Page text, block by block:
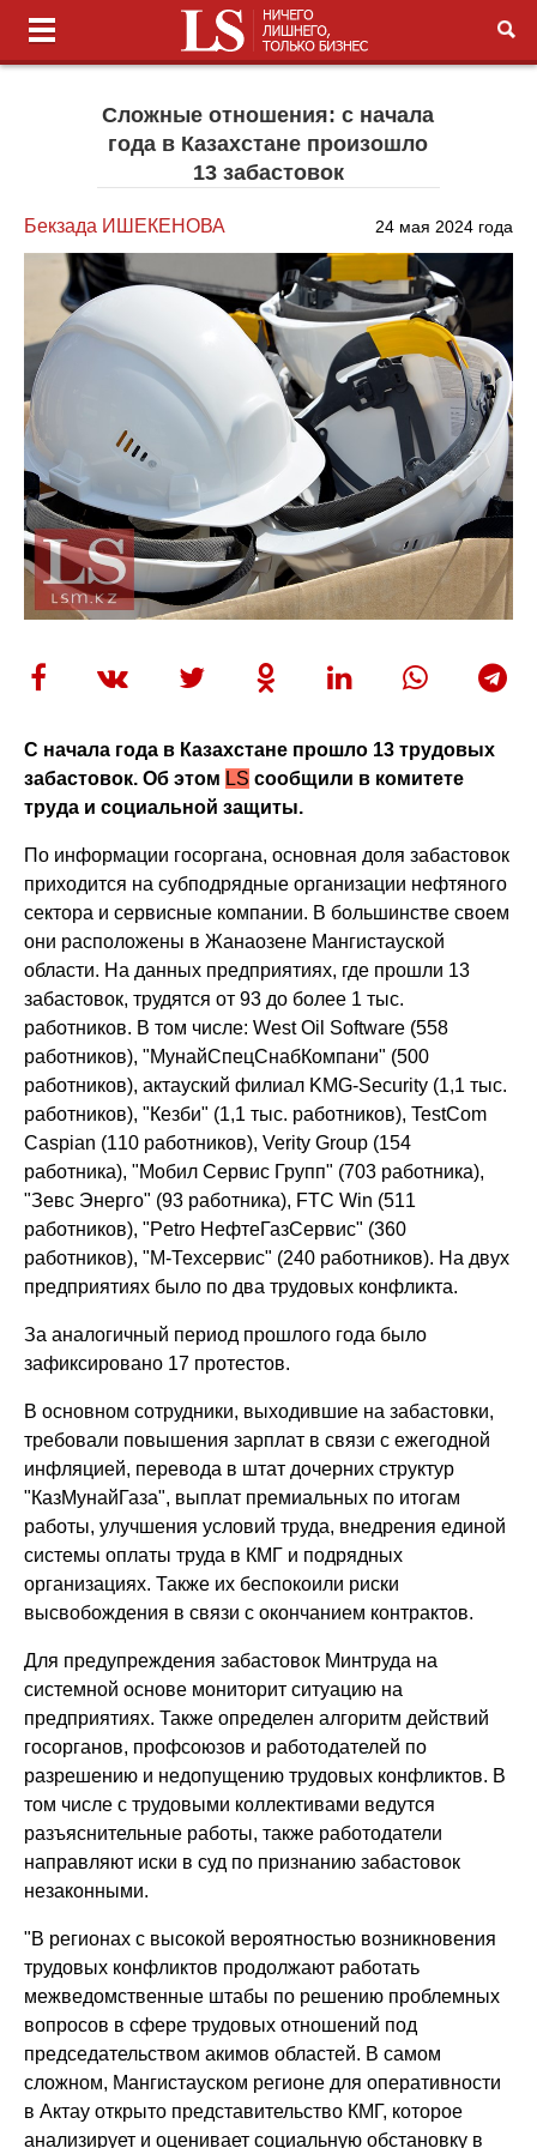
Сложные отношения: с начала
года в Казахстане произошло
13 забастовок
Бекзада ИШЕКЕНОВА 24 мая 2024 года
С начала года в Казахстане прошло 13 трудовых
забастовок. Об этом LS сообщили в комитете
труда и социальной защиты.
По информации госоргана, основная доля забастовок
приходится на субподрядные организации нефтяного
сектора и сервисные компании. В большинстве своем
они расположены в Жанаозене Мангистауской
области. На данных предприятиях, где прошли 13
забастовок, трудятся от 93 до более 1 тыс.
работников. В том числе: West Oil Software (558
работников), "МунайСпецСнабКомпани" (500
работников), актауский филиал KMG-Security (1,1 тыс.
работников), "Кезби" (1,1 тыс. работников), TestCom
Caspian (110 работников), Verity Group (154
работника), "Мобил Сервис Групп" (703 работника),
"Зевс Энерго" (93 работника), FTC Win (511
работников), "Petro НефтеГазСервис" (360
работников), "М-Техсервис" (240 работников). На двух
предприятиях было по два трудовых конфликта.
За аналогичный период прошлого года было
зафиксировано 17 протестов.
В основном сотрудники, выходившие на забастовки,
требовали повышения зарплат в связи с ежегодной
инфляцией, перевода в штат дочерних структур
"КазМунайГаза", выплат премиальных по итогам
работы, улучшения условий труда, внедрения единой
системы оплаты труда в КМГ и подрядных
организациях. Также их беспокоили риски
высвобождения в связи с окончанием контрактов.
Для предупреждения забастовок Минтруда на
системной основе мониторит ситуацию на
предприятиях. Также определен алгоритм действий
госорганов, профсоюзов и работодателей по
разрешению и недопущению трудовых конфликтов. В
том числе с трудовыми коллективами ведутся
разъяснительные работы, также работодатели
направляют иски в суд по признанию забастовок
незаконными.
"В регионах с высокой вероятностью возникновения
трудовых конфликтов продолжают работать
межведомственные штабы по решению проблемных
вопросов в сфере трудовых отношений под
председательством акимов областей. В самом
сложном, Мангистауском регионе для оперативности
в Актау открыто представительство КМГ, которое
анализирует и оценивает социальную обстановку в